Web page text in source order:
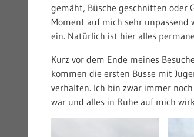
gemäht, Büsche geschnitten oder
Moment auf mich sehr
ein. Natürlich ist hier alles
Kurz vor dem Ende meines
kommen die ersten Busse mit
verhalten. Ich bin zwar immer
war und alles in Ruhe auf mich